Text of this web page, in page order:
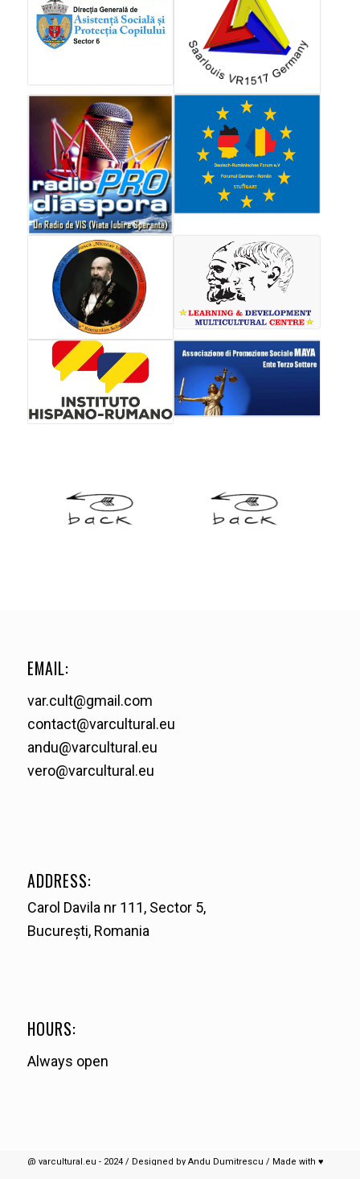
EMAIL:
var.cult@gmail.com
contact@varcultural.eu
andu@varcultural.eu
vero@varcultural.eu
ADDRESS:
Carol Davila nr 111, Sector 5,
București, Romania
HOURS:
Always open
@ varcultural.eu - 2024 / Designed by Andu Dumitrescu / Made with ♥